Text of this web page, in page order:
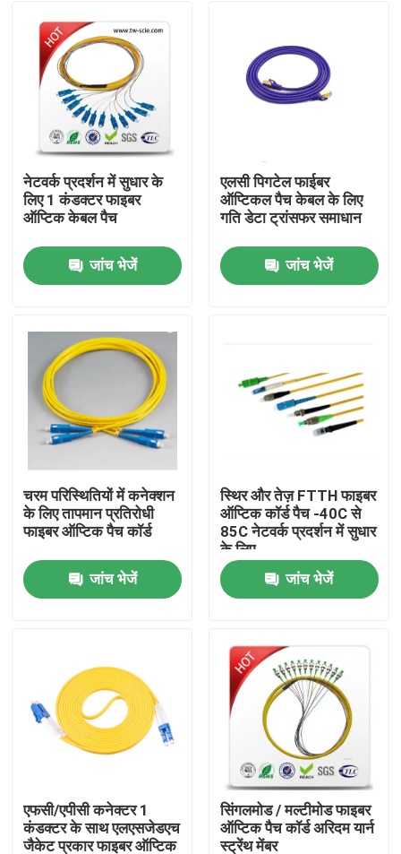
घर
उत्पादों
हमारे बारे में
कारखाना भ्रमण
गुणवत्ता नियंत्रण
एक उद्धरण की विनती करे
आउटडोर फाइबर ऑप्टिक केबल
फाइबर ऑप्टिक केबल
नेटवर्क प्रदर्शन में सुधार के
लिए 1 कंडक्टर फाइबर
ऑप्टिक केबल पैच
जांच भेजें
एलसी पिगटेल फाईबर
ऑप्टिकल पैच केबल के लिए
गति डेटा ट्रांसफर समाधान
जांच भेजें
चरम परिस्थितियों में कनेक्शन
के लिए तापमान प्रतिरोधी
फाइबर ऑप्टिक पैच कॉर्ड
जांच भेजें
स्थिर और तेज़ FTTH फाइबर
ऑप्टिक कॉर्ड पैच -40C से
85C नेटवर्क प्रदर्शन में सुधार
के लिए
जांच भेजें
एफसी/एपीसी कनेक्टर 1
कंडक्टर के साथ एलएसजेडएच
जैकेट प्रकार फाइबर ऑप्टिक
सिंगलमोड / मल्टीमोड फाइबर
ऑप्टिक पैच कॉर्ड अरिदम यार्न
स्ट्रेंथ मेंबर